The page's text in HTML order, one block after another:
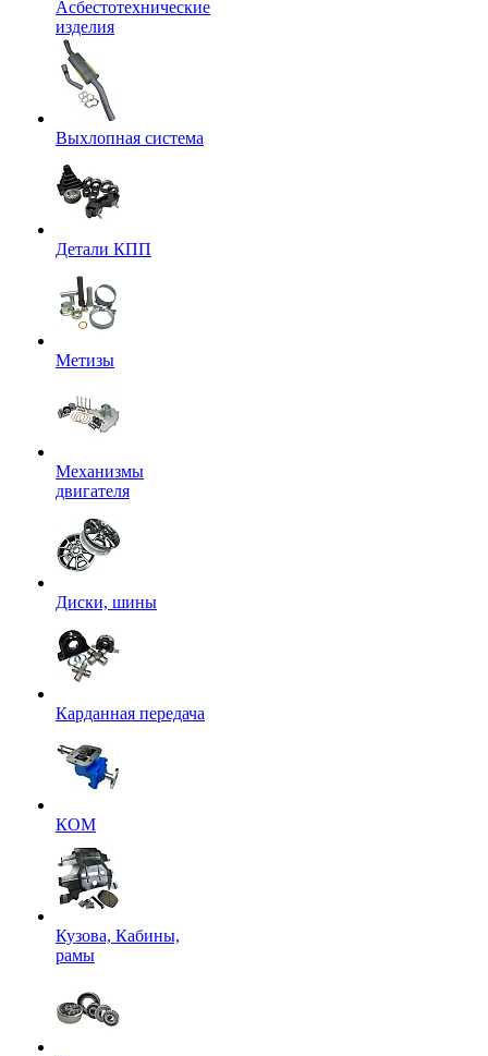
Асбестотехнические
изделия
Выхлопная система
Детали КПП
Метизы
Механизмы
двигателя
Диски, шины
Карданная передача
КОМ
Кузова, Кабины,
рамы